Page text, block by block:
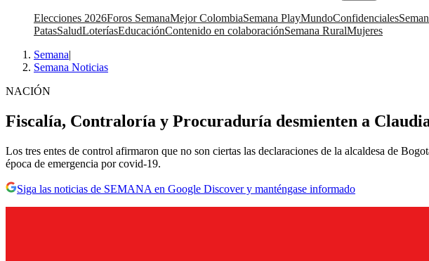
Elecciones 2026Foros SemanaMejor ColombiaSemana PlayMundoConfidenciales
PatasSaludLoteríasEducaciónContenido en colaboraciónSemana RuralMujeres
Semana|
Semana Noticias
NACIÓN
Fiscalía, Contraloría y Procuraduría desmienten a
Los tres entes de control afirmaron que no son ciertas las declaraciones de la alcaldesa de
época de emergencia por covid-19.
Siga las noticias de SEMANA en Google Discover y manténgase informado